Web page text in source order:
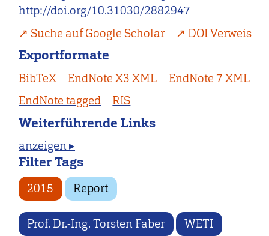
http://doi.org/10.31030/2882947
Suche auf Google Scholar
DOI Verweis
Exportformate
BibTeX EndNote X3 XML
EndNote 7 XML
EndNote tagged
RIS
Weiterführende Links
anzeigen ▸
Filter Tags
2015 Report
Prof. Dr.-Ing. Torsten Faber WETI